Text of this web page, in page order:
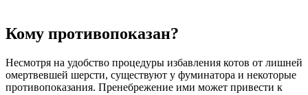
Кому противопоказан?
Несмотря на удобство процедуры избавления котов от лишней
омертвевшей шерсти, существуют у фуминатора и некоторые
противопоказания. Пренебрежение ими может привести к